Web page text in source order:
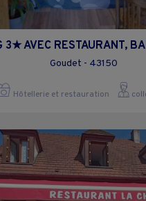
3★ AVEC RESTAURANT,
Goudet - 43150
Hôtellerie et restauration